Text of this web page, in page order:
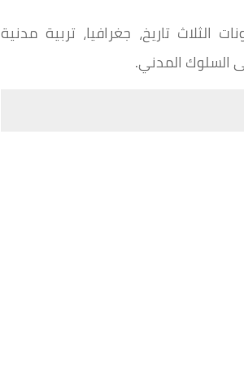
الثلاث تاريخ، جغرافيا، تربية مدنية
السلوك المدني.